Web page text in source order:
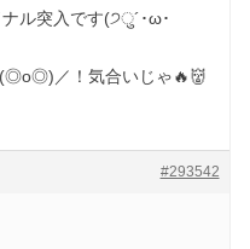
ナル突入です(੭ु´･ω･
／！気合いじゃ🔥👹
#293542